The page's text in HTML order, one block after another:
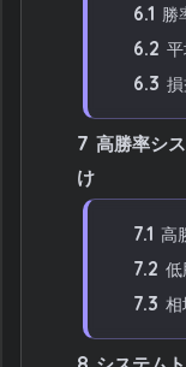
6.1 勝
6.2
6.3
7 高勝率シ
け
7.1 高
7.2 低
7.3 相